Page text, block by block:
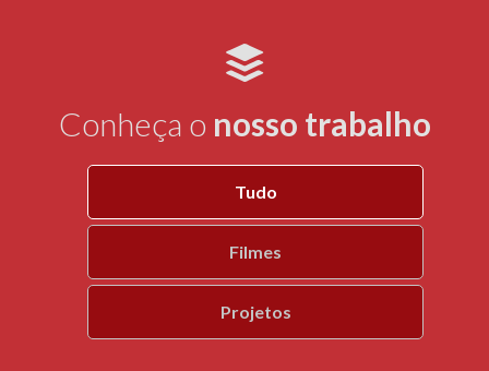
Conheça o nosso trabalho
Tudo
Filmes
Projetos